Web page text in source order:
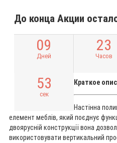
До конца Акции
09
Дней
23
Часов
52
сек
Краткое
Настінна
елемент меблів, який поєднує
двоярусній конструкції вона
використовувати вертикальний